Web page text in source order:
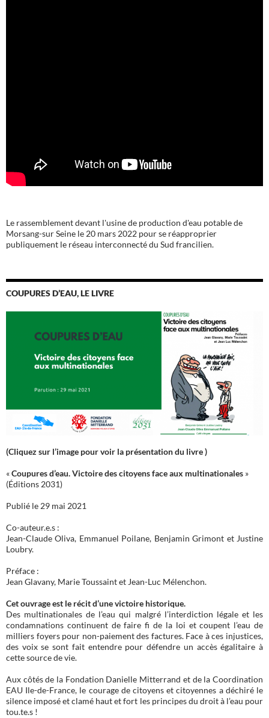
Le rassemblement devant l'usine de production d'eau potable de
Morsang-sur Seine le 20 mars 2022 pour se réapproprier
publiquement le réseau interconnecté du Sud francilien.
COUPURES D’EAU, LE LIVRE
(Cliquez sur l’image pour voir la présentation du livre )
«Coupures d’eau. Victoire des citoyens face aux multinationales »
(Éditions 2031)
Publié le 29 mai 2021
Co-auteur.e.s :
Jean-Claude Oliva, Emmanuel Poilane, Benjamin Grimont et Justine
Loubry.
Préface :
Jean Glavany, Marie Toussaint et Jean-Luc Mélenchon.
Cet ouvrage est le récit d’une victoire historique.
Des multinationales de l’eau qui malgré l’interdiction légale et les
condamnations continuent de faire fi de la loi et coupent l’eau de
milliers foyers pour non-paiement des factures. Face à ces injustices,
des voix se sont fait entendre pour défendre un accès égalitaire à
cette source de vie.
Aux côtés de la Fondation Danielle Mitterrand et de la Coordination
EAU Ile-de-France, le courage de citoyens et citoyennes a déchiré le
silence imposé et clamé haut et fort les principes du droit à l’eau pour
tou.te.s !